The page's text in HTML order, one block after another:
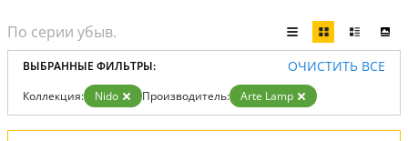
ВЫБРАННЫЕ ФИЛЬТРЫ: ОЧИСТИТЬ ВСЕ
Коллекция: Nido Производитель: Arte Lamp